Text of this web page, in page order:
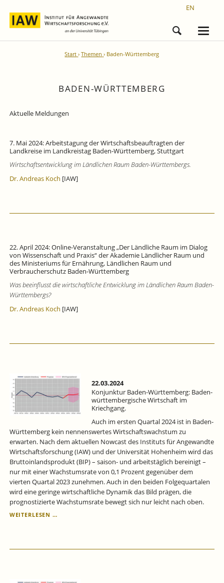
EN
Start Themen Baden-Württemberg
BADEN-WÜRTTEMBERG
Aktuelle Meldungen
7. Mai 2024: Arbeitstagung der Wirtschaftsbeauftragten der
Landkreise im Landkreistag Baden-Württemberg, Stuttgart
Wirtschaftsentwicklung im Ländlichen Raum Baden-Württembergs.
Dr. Andreas Koch [IAW]
22. April 2024: Online-Veranstaltung „Der Ländliche Raum im Dialog
von Wissenschaft und Praxis“ der Akademie Ländlicher Raum und
des Ministeriums für Ernährung, Ländlichen Raum und
Verbraucherschutz Baden-Württemberg
Was beeinflusst die wirtschaftliche Entwicklung im Ländlichen Raum Baden-
Württembergs?
Dr. Andreas Koch [IAW]
22.03.2024
Konjunktur Baden-Württemberg: Baden-
württembergische Wirtschaft im
Kriechgang.
Auch im ersten Quartal 2024 ist in Baden-
Württemberg kein nennenswertes Wirtschaftswachstum zu
erwarten. Nach dem aktuellen Nowcast des Instituts für Angewandte
Wirtschaftsforschung (IAW) und der Universität Hohenheim wird das
Bruttoinlandsprodukt (BIP) – saison- und arbeitstäglich bereinigt –
nur mit einer Wachstumsrate von 0,1 Prozent gegenüber dem
vierten Quartal 2023 zunehmen. Auch in den beiden Folgequartalen
wird eine geringe wirtschaftliche Dynamik das Bild prägen, die
prognostizierte Wachstumsrate bewegt sich nur leicht nach oben.
WEITERLESEN …KONJUNKTUR
WÜRTTEMBERGISCHE